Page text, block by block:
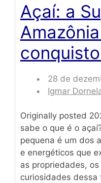
Açaí: a
28 de
Igmar
Originally posted
sabe o que é o
pequena é um dos
e energéticos que
as propriedades,
curiosidades